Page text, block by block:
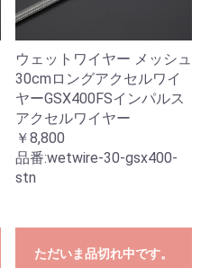
ウェットワイヤー メッシュ
30cmロングアクセルワイ
ヤーGSX400FSインパルス
アクセルワイヤー
￥8,800
品番:wetwire-30-gsx400-
stn
ただいま品切れ中です。